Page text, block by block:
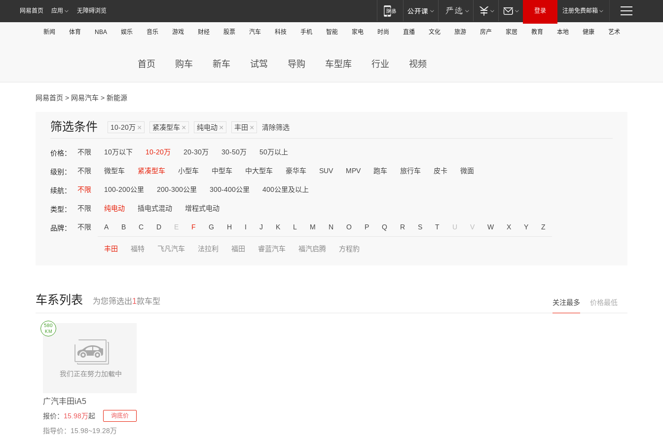
网易首页 应用 无障碍浏览 登录 注册免费邮箱
新闻 体育 NBA 娱乐 音乐 游戏 财经 股票 汽车 科技 手机 智能 家电 时尚 直播 文化 旅游 房产 家居 教育 本地 健康 艺术
首页 购车 新车 试驾 导购 车型库 行业 视频
网易首页 > 网易汽车 > 新能源
筛选条件 10-20万 × 紧凑型车 × 纯电动 × 丰田 × 清除筛选
价格： 不限 10万以下 10-20万 20-30万 30-50万 50万以上
级别： 不限 微型车 紧凑型车 小型车 中型车 中大型车 豪华车 SUV MPV 跑车 旅行车 皮卡 微面
续航： 不限 100-200公里 200-300公里 300-400公里 400公里及以上
类型： 不限 纯电动 插电式混动 增程式电动
品牌： 不限 A B C D E F G H I J K L M N O P Q R S T U V W X Y Z
丰田 福特 飞凡汽车 法拉利 福田 睿蓝汽车 福汽启腾 方程豹
车系列表 为您筛选出1款车型 关注最多 价格最低
广汽丰田iA5
报价： 15.98万起 询底价
指导价：15.98~19.28万
580
KM